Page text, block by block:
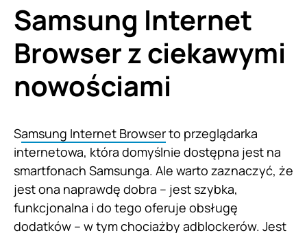
Samsung Internet
Browser z ciekawymi
nowościami
Samsung Internet Browserto przeglądarka
internetowa, która domyślnie dostępna jest na
smartfonach Samsunga. Ale warto zaznaczyć, że
jest ona naprawdę dobra – jest szybka,
funkcjonalna i do tego oferuje obsługę
dodatków – w tym chociażby adblockerów. Jest